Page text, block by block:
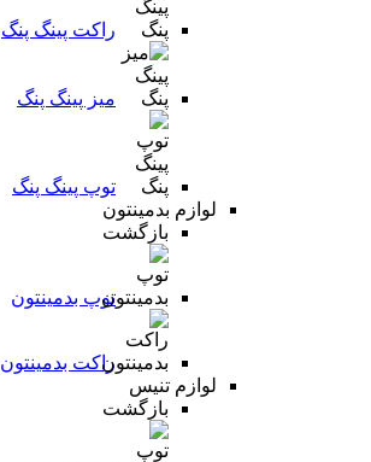
راکت پینگ پنگ
میز پینگ پنگ
توپ پینگ پنگ
لوازم بدمینتون
بازگشت
توپ بدمینتون
راکت بدمینتون
لوازم تنیس
بازگشت